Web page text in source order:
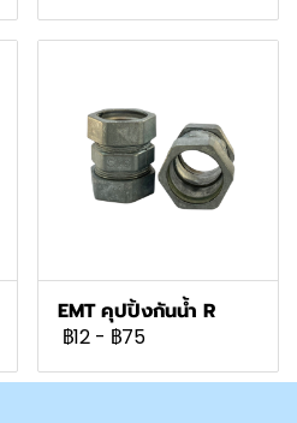
EMT คุปปิ้งกันน้ำ R
฿12 - ฿75